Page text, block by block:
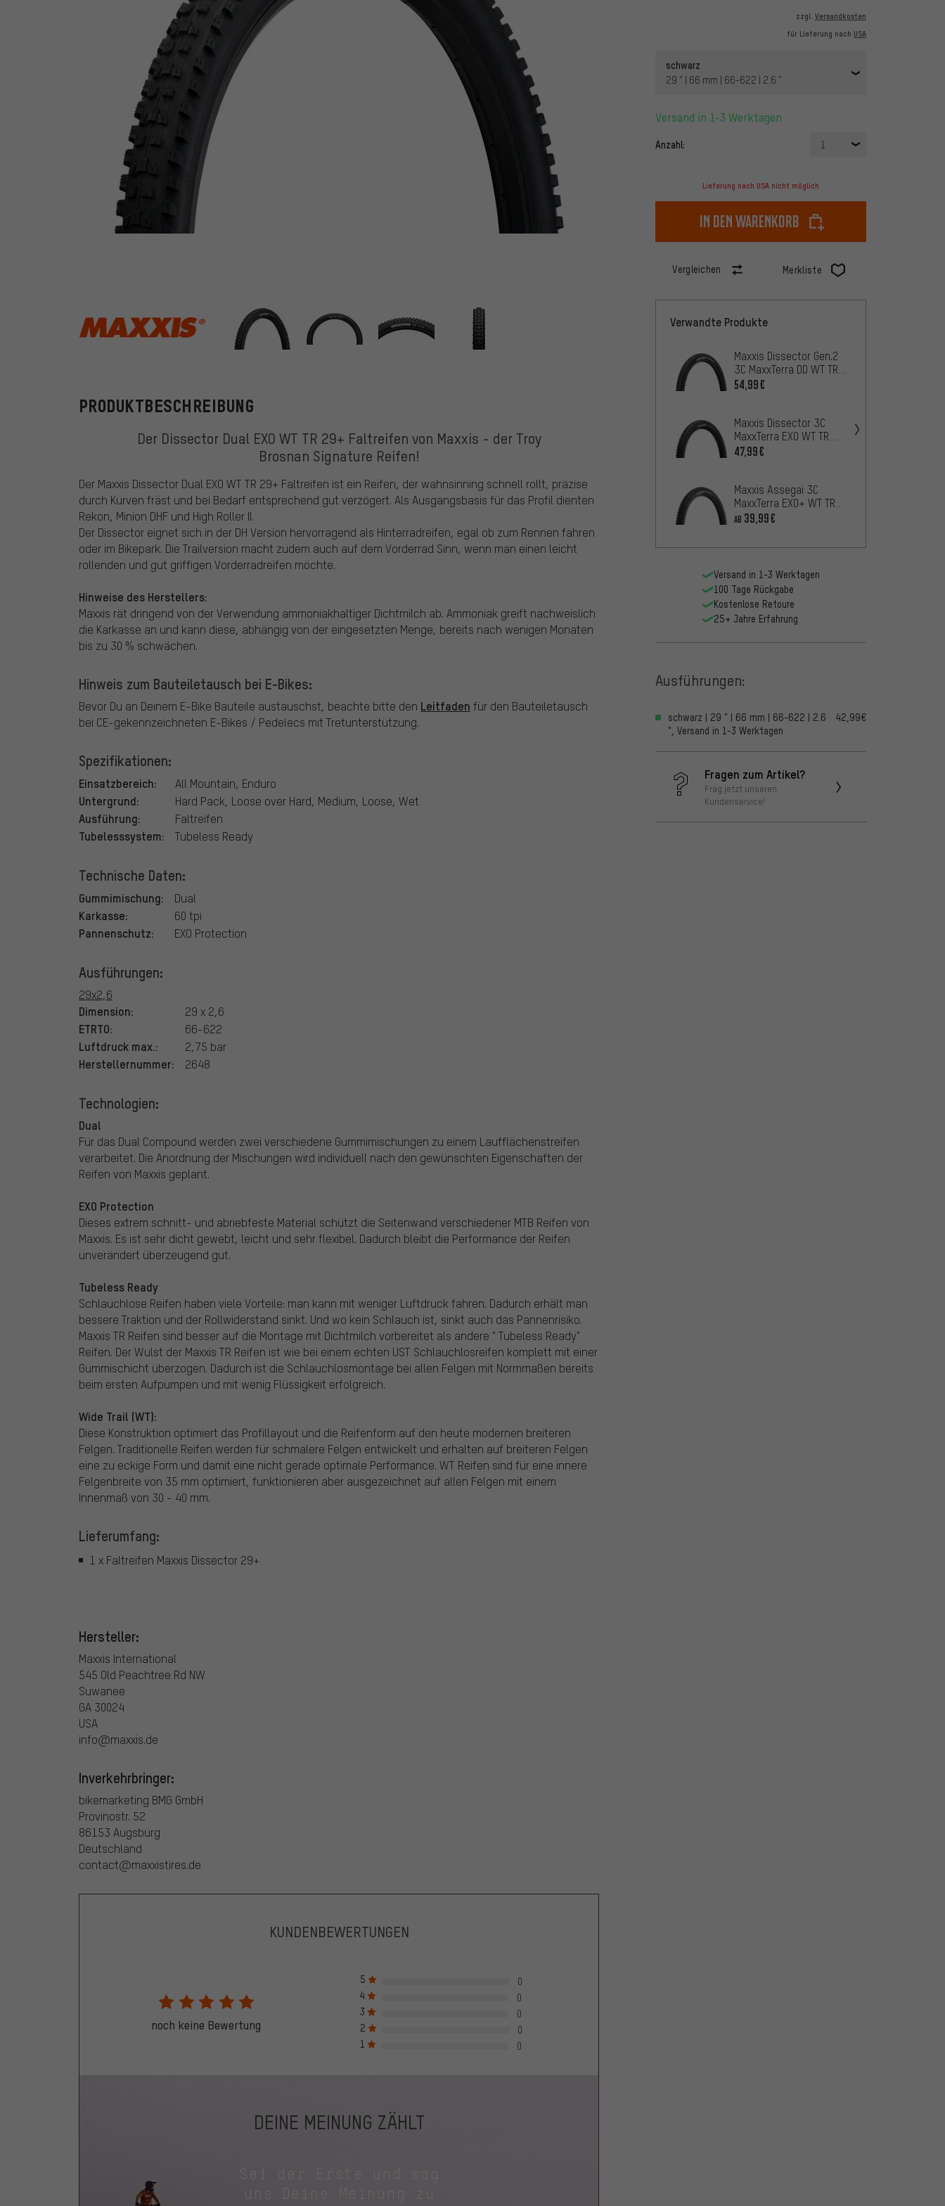
zzgl. Versandkosten
für Lieferung nach USA
schwarz
29 " | 66 mm | 66-622 | 2.6 "
Versand in 1-3 Werktagen
Anzahl: 1
Lieferung nach USA nicht möglich
In den Warenkorb
Vergleichen Merkliste
Maxxis
PRODUKTBESCHREIBUNG
Der Dissector Dual EXO WT TR 29+ Faltreifen von Maxxis - der Troy
Brosnan Signature Reifen!
Der Maxxis Dissector Dual EXO WT TR 29+ Faltreifen ist ein Reifen, der wahnsinning schnell rollt, präzise
durch Kurven fräst und bei Bedarf entsprechend gut verzögert. Als Ausgangsbasis für das Profil dienten
Rekon, Minion DHF und High Roller II.
Der Dissector eignet sich in der DH Version hervorragend als Hinterradreifen, egal ob zum Rennen fahren
oder im Bikepark. Die Trailversion macht zudem auch auf dem Vorderrad Sinn, wenn man einen leicht
rollenden und gut griffigen Vorderradreifen möchte.
Hinweise des Herstellers:
Maxxis rät dringend von der Verwendung ammoniakhaltiger Dichtmilch ab. Ammoniak greift nachweislich
die Karkasse an und kann diese, abhängig von der eingesetzten Menge, bereits nach wenigen Monaten
bis zu 30 % schwächen.
Hinweis zum Bauteiletausch bei E-Bikes:
Bevor Du an Deinem E-Bike Bauteile austauschst, beachte bitte den Leitfaden für den Bauteiletausch
bei CE-gekennzeichneten E-Bikes / Pedelecs mit Tretunterstützung.
Spezifikationen:
Einsatzbereich: All Mountain, Enduro
Untergrund: Hard Pack, Loose over Hard, Medium, Loose, Wet
Ausführung: Faltreifen
Tubelesssystem: Tubeless Ready
Technische Daten:
Gummimischung: Dual
Karkasse: 60 tpi
Pannenschutz: EXO Protection
Ausführungen:
29x2,6
Dimension: 29 x 2,6
ETRTO: 66-622
Luftdruck max.: 2,75 bar
Herstellernummer: 2648
Technologien:
Dual
Für das Dual Compound werden zwei verschiedene Gummimischungen zu einem Laufflächenstreifen
verarbeitet. Die Anordnung der Mischungen wird individuell nach den gewünschten Eigenschaften der
Reifen von Maxxis geplant.
EXO Protection
Dieses extrem schnitt- und abriebfeste Material schützt die Seitenwand verschiedener MTB Reifen von
Maxxis. Es ist sehr dicht gewebt, leicht und sehr flexibel. Dadurch bleibt die Performance der Reifen
unverändert überzeugend gut.
Tubeless Ready
Schlauchlose Reifen haben viele Vorteile: man kann mit weniger Luftdruck fahren. Dadurch erhält man
bessere Traktion und der Rollwiderstand sinkt. Und wo kein Schlauch ist, sinkt auch das Pannenrisiko.
Maxxis TR Reifen sind besser auf die Montage mit Dichtmilch vorbereitet als andere " Tubeless Ready"
Reifen. Der Wulst der Maxxis TR Reifen ist wie bei einem echten UST Schlauchlosreifen komplett mit einer
Gummischicht überzogen. Dadurch ist die Schlauchlosmontage bei allen Felgen mit Normmaßen bereits
beim ersten Aufpumpen und mit wenig Flüssigkeit erfolgreich.
Wide Trail (WT):
Diese Konstruktion optimiert das Profillayout und die Reifenform auf den heute modernen breiteren
Felgen. Traditionelle Reifen werden für schmalere Felgen entwickelt und erhalten auf breiteren Felgen
eine zu eckige Form und damit eine nicht gerade optimale Performance. WT Reifen sind für eine innere
Felgenbreite von 35 mm optimiert, funktionieren aber ausgezeichnet auf allen Felgen mit einem
Innenmaß von 30 - 40 mm.
Lieferumfang:
1 x Faltreifen Maxxis Dissector 29+
Hersteller:
Maxxis International
545 Old Peachtree Rd NW
Suwanee
GA 30024
USA
info@maxxis.de
Inverkehrbringer:
bikemarketing BMG GmbH
Provinostr. 52
86153 Augsburg
Deutschland
contact@maxxistires.de
Verwandte Produkte
Maxxis Dissector Gen.2
3C MaxxTerra DD WT TR
29" Faltreifen
54,99€
Maxxis Dissector 3C
MaxxTerra EXO WT TR
29+ Faltreifen
47,99€
Maxxis Assegai 3C
MaxxTerra EXO+ WT TR
29" Faltreifen
AB 39,99€
Versand in 1-3 Werktagen
100 Tage Rückgabe
Kostenlose Retoure
25+ Jahre Erfahrung
Ausführungen:
schwarz | 29 " | 66 mm | 66-622 | 2.6
", Versand in 1-3 Werktagen
42,99€
Fragen zum Artikel?
Frag jetzt unseren
Kundenservice!
KUNDENBEWERTUNGEN
noch keine Bewertung
5
0
4
0
3
0
2
0
1
0
DEINE MEINUNG ZÄHLT